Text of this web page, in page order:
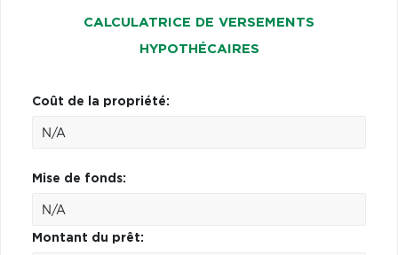
CALCULATRICE DE VERSEMENTS
HYPOTHÉCAIRES
Coût de la propriété:
Mise de fonds:
Montant du prêt: